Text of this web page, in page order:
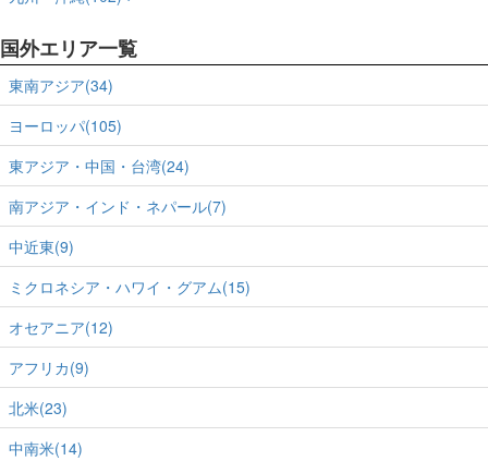
国外エリア一覧
東南アジア(34)
ヨーロッパ(105)
東アジア・中国・台湾(24)
南アジア・インド・ネパール(7)
中近東(9)
ミクロネシア・ハワイ・グアム(15)
オセアニア(12)
アフリカ(9)
北米(23)
中南米(14)